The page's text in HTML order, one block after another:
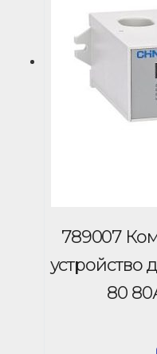
789007
устройство
80